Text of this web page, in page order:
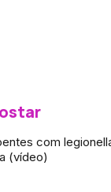
com
(vídeo)